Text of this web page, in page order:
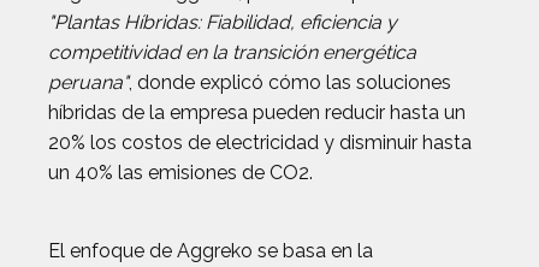
"Plantas Híbridas: Fiabilidad, eficiencia y
competitividad en la transición energética
peruana", donde explicó cómo las soluciones
híbridas de la empresa pueden reducir hasta un
20% los costos de electricidad y disminuir hasta
un 40% las emisiones de CO2.
El enfoque de Aggreko se basa en la